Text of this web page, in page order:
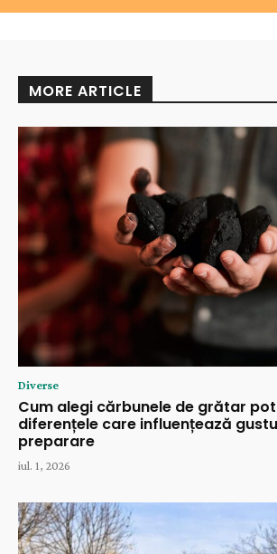
MORE ARTICLE
Diverse
Cum alegi cărbunele de grătar
diferențele care influențează
preparare
iul. 1, 2026